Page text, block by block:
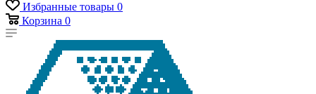
Избранные товары 0
Корзина 0